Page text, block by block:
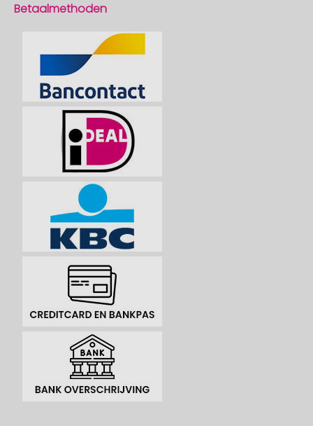
Betaalmethoden